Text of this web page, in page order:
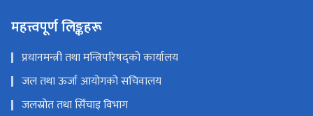
महत्त्वपूर्ण लिङ्कहरू
प्रधानमन्त्री तथा मन्त्रिपरिषद्को कार्यालय
जल तथा ऊर्जा आयोगको सचिवालय
जलस्रोत तथा सिँचाइ विभाग